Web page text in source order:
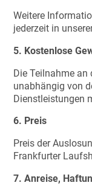
Weitere
jederzeit in
5. Kostenlose
Die Teilnahme
unabhängig von
Dienstleistungen
6. Preis
Preis der
Frankfurter
7. Anreise,